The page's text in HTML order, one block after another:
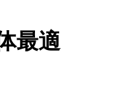
最適